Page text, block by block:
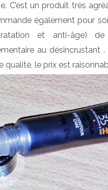
C’est un produit très
également pour
et anti-âge)
au désincrustant .
qualité, le prix est